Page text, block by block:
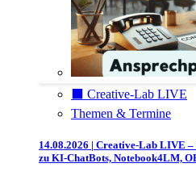
⬛️ Creative-Lab LIVE
Themen & Termine
14.08.2026 | Creative-Lab LIVE
zu KI-ChatBots, Notebook4LM,